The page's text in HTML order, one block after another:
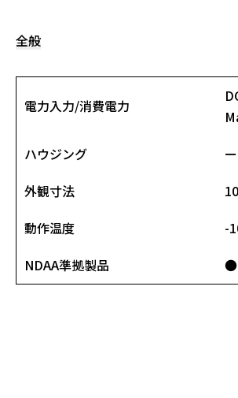
全般
電力入力/消費電力
ハウジング
ー
外観寸法
動作温度
-
NDAA準拠製品
●